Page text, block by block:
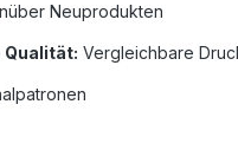
Neuprodukten
Qualität: Vergleichbare